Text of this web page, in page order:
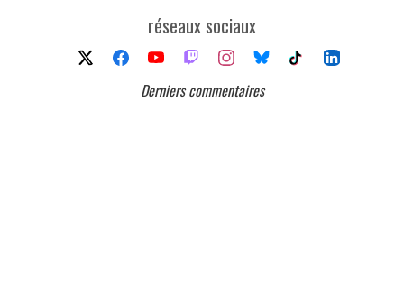
réseaux sociaux
Derniers commentaires